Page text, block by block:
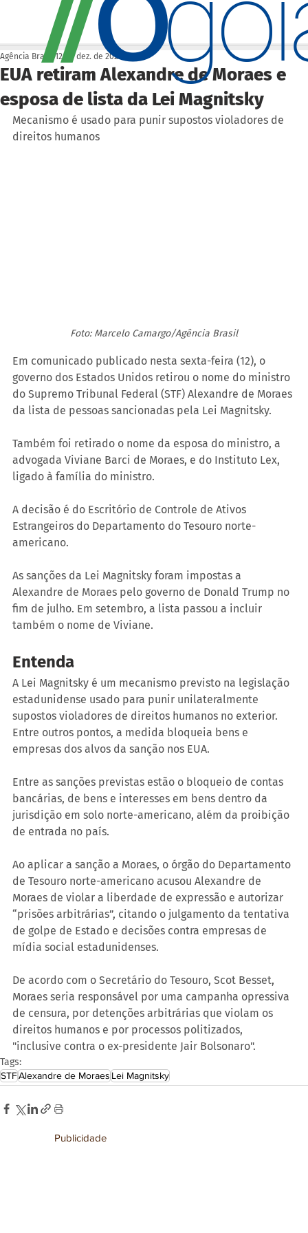
EUA retiram Alexandre de Moraes e
esposa de lista da Lei Magnitsky
Agência Brasil 12 de dez. de 2025
Mecanismo é usado para punir supostos violadores de
direitos humanos
Foto: Marcelo Camargo/Agência Brasil
Em comunicado publicado nesta sexta-feira (12), o
governo dos Estados Unidos retirou o nome do ministro
do Supremo Tribunal Federal (STF) Alexandre de Moraes
da lista de pessoas sancionadas pela Lei Magnitsky.
Também foi retirado o nome da esposa do ministro, a
advogada Viviane Barci de Moraes, e do Instituto Lex,
ligado à família do ministro.
A decisão é do Escritório de Controle de Ativos
Estrangeiros do Departamento do Tesouro norte-
americano.
As sanções da Lei Magnitsky foram impostas a
Alexandre de Moraes pelo governo de Donald Trump no
fim de julho. Em setembro, a lista passou a incluir
também o nome de Viviane.
Entenda
A Lei Magnitsky é um mecanismo previsto na legislação
estadunidense usado para punir unilateralmente
supostos violadores de direitos humanos no exterior.
Entre outros pontos, a medida bloqueia bens e
empresas dos alvos da sanção nos EUA.
Entre as sanções previstas estão o bloqueio de contas
bancárias, de bens e interesses em bens dentro da
jurisdição em solo norte-americano, além da proibição
de entrada no país.
Ao aplicar a sanção a Moraes, o órgão do Departamento
de Tesouro norte-americano acusou Alexandre de
Moraes de violar a liberdade de expressão e autorizar
“prisões arbitrárias”, citando o julgamento da tentativa
de golpe de Estado e decisões contra empresas de
mídia social estadunidenses.
De acordo com o Secretário do Tesouro, Scot Besset,
Moraes seria responsável por uma campanha opressiva
de censura, por detenções arbitrárias que violam os
direitos humanos e por processos politizados,
"inclusive contra o ex-presidente Jair Bolsonaro".
Tags:
STFAlexandre de Moraes Lei Magnitsky
Publicidade